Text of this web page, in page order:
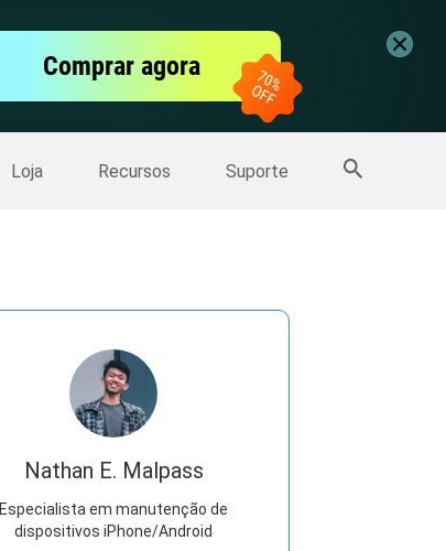
Comprar agora
Loja Recursos Suporte
Mais Produtos
Nathan E. Malpass
Especialista em manutenção de
dispositivos iPhone/Android